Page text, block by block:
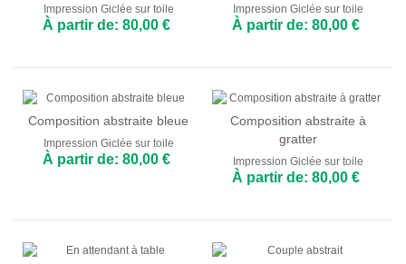
Impression Giclée sur toile
À partir de: 80,00 €
Impression Giclée sur toile
À partir de: 80,00 €
Composition abstraite bleue
Impression Giclée sur toile
À partir de: 80,00 €
Composition abstraite à
gratter
Impression Giclée sur toile
À partir de: 80,00 €